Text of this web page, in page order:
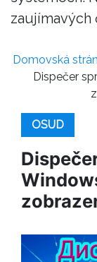
zaujímavých
Domovská
Dispečer
OSUD